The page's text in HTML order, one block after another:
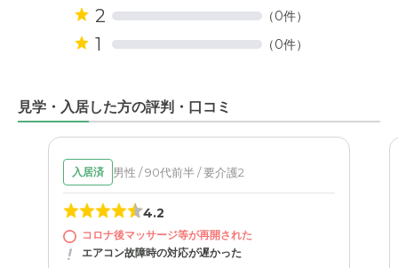
2 （0件）
1 （0件）
見学・入居した方の評判・口コミ
入居済 男性 / 90代前半 / 要介護2
4.2
コロナ後マッサージ等が再開された
エアコン故障時の対応が遅かった